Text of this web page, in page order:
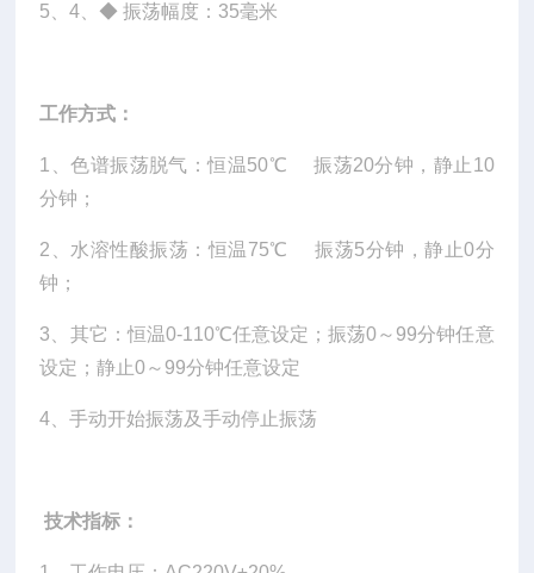
5、4、◆振荡幅度：35毫米
工作方式：
1、色谱振荡脱气：恒温50℃
振荡20分钟，静止10
分钟；
2、水溶性酸振荡：恒温75℃
振荡5分钟，静止0分
钟；
3、其它：恒温0-110℃任意设定；振荡0～99分钟任意
设定；静止0～99分钟任意设定
4、手动开始振荡及手动停止振荡
技术指标：